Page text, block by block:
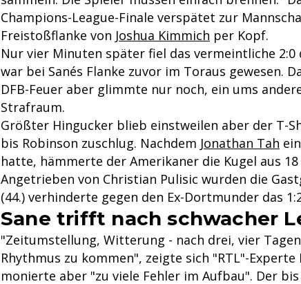
Champions-League-Finale verspätet zur
Freistoßflanke von Joshua Kimmich per Kopf.
Nur vier Minuten später fiel das vermeintliche 2:0
war bei Sanés Flanke zuvor im Toraus gewesen.
DFB-Feuer aber glimmte nur noch, ein ums
Strafraum.
Größter Hingucker blieb einstweilen aber der T-
bis Robinson zuschlug. Nachdem Jonathan Tah
hatte, hämmerte der Amerikaner die Kugel aus
Angetrieben von Christian Pulisic wurden die
(44.) verhinderte gegen den Ex-Dortmunder das
Sane trifft nach schwacher
"Zeitumstellung, Witterung - nach drei, vier
Rhythmus zu kommen", zeigte sich "RTL"-
monierte aber "zu viele Fehler im Aufbau". Der